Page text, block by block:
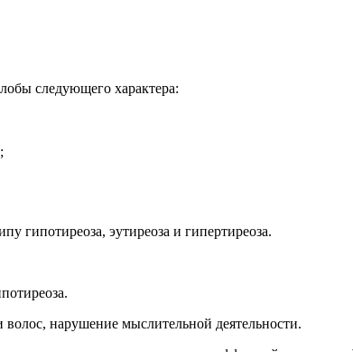
следующего характера:
гипотиреоза, эутиреоза и гипертиреоза.
.
волос, нарушение мыслительной деятельности.